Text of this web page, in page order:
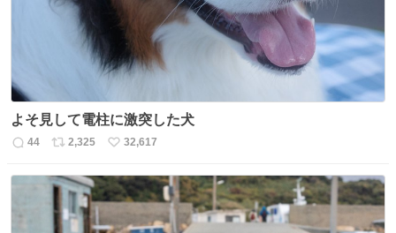
よそ見して電柱に激突した犬
返
数
44
リ
ス
ト
数
2,325
い
ね
数
32,617